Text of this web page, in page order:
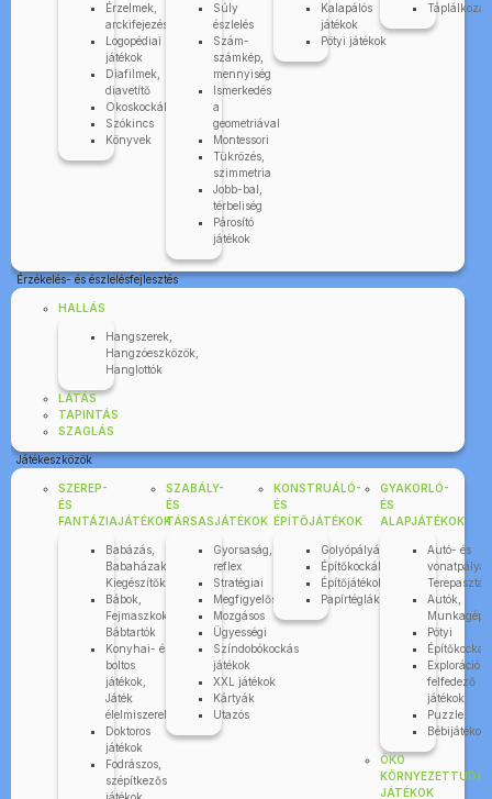
Érzelmek,
arckifejezések
Logopédiai
játékok
Diafilmek,
diavetítő
Okoskockák
Szókincs
Könyvek
Súly
észlelés
Szám-
számkép,
mennyiség
Ismerkedés
a
geometriával
Montessori
Tükrözés,
szimmetria
Jobb-bal,
térbeliség
Párosító
játékok
Kalapálós
játékok
Pötyi játékok
Táplálkozás
Érzékelés- és észlelésfejlesztés
HALLÁS
Hangszerek,
Hangzóeszközök,
Hanglottók
LÁTÁS
TAPINTÁS
SZAGLÁS
Játékeszközök
SZEREP-
ÉS
FANTÁZIAJÁTÉKOK
Babázás,
Babaházak,
Kiegészítők
Bábok,
Fejmaszkok,
Bábtartók
Konyhai- és
boltos
játékok,
Játék
élelmiszerek
Doktoros
játékok
Fodrászos,
szépítkezős
SZABÁLY-
ÉS
TÁRSASJÁTÉKOK
Gyorsaság,
reflex
Stratégiai
Megfigyelős
Mozgásos
Ügyességi
Színdobókockás
játékok
XXL játékok
Kártyák
Utazós
KONSTRUÁLÓ-
ÉS
ÉPÍTŐJÁTÉKOK
Golyópályák
Építőkockák
Építőjátékok
Papírtéglák
GYAKORLÓ-
ÉS
ALAPJÁTÉKOK
Autó- és
Autók,
Pötyi
Építőkocka
Explorációs-
felfedező
játékok
Puzzle
Bébijátékok
ÖKO
JÁTÉKOK